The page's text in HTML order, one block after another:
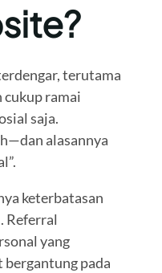
terutama
cukup ramai
saja.
alasannya
keterbatasan
Referral
yang
bergantung pada